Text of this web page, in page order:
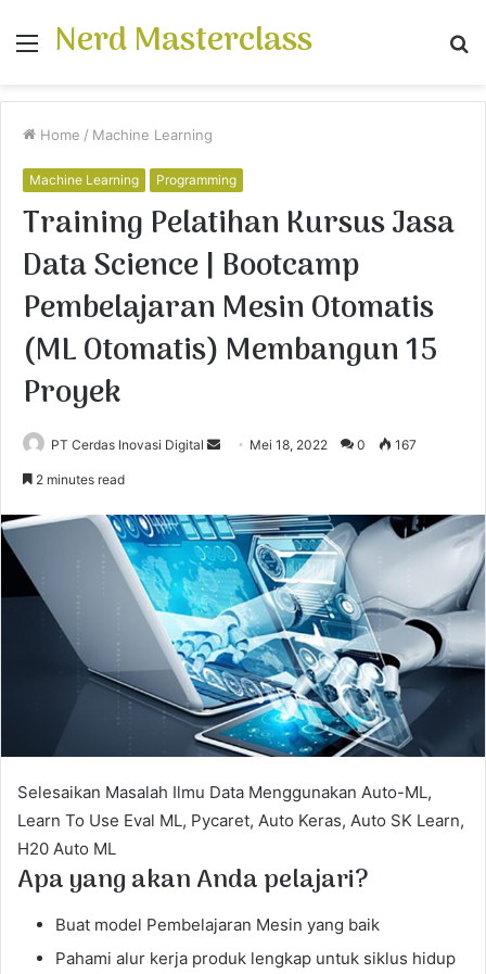
Menu
Nerd Masterclass
Home / Machine Learning
Machine Learning Programming
Training Pelatihan Kursus Jasa
Data Science | Bootcamp
Pembelajaran Mesin Otomatis
(ML Otomatis) Membangun 15
Proyek
PT Cerdas Inovasi Digital
d
a
n
e
m
a
i
l
Mei 18, 2022 0 167
2 minutes read
Selesaikan Masalah Ilmu Data Menggunakan Auto-ML,
Learn To Use Eval ML, Pycaret, Auto Keras, Auto SK Learn,
H20 Auto ML
Apa yang akan Anda pelajari?
Buat model Pembelajaran Mesin yang baik
Pahami alur kerja produk lengkap untuk siklus hidup